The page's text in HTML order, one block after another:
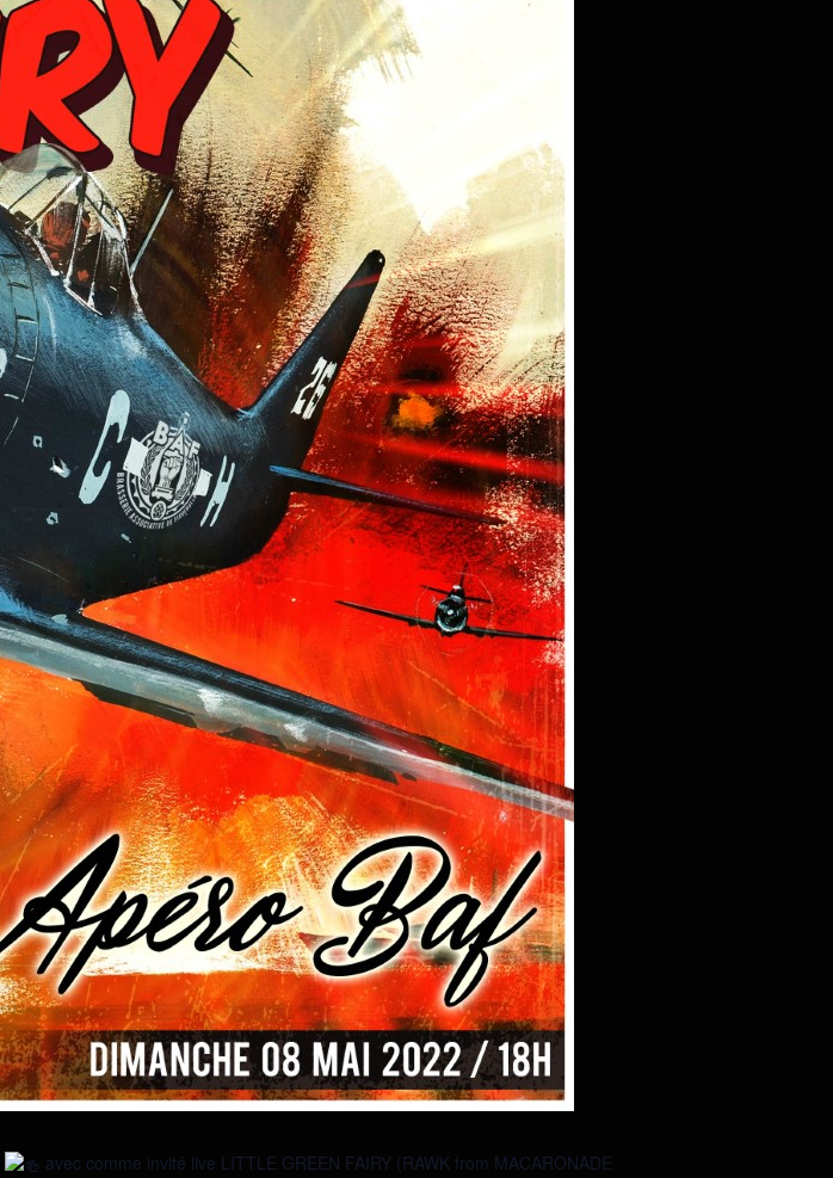
avec comme invité live LITTLE GREEN FAIRY (RAWK from MACARONADE